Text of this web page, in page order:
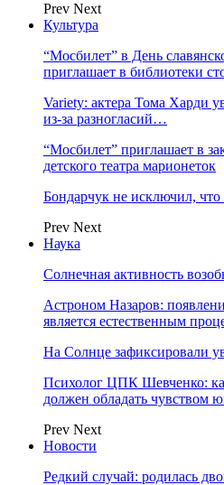
Prev Next
Культура
“Мосбилет” в День
приглашает в библиотеки
Variety: актера Тома Харди
из-за разногласий…
“Мосбилет” приглашает в
детского театра марионеток
Бондарчук не исключил,
Prev Next
Наука
Солнечная активность
Астроном Назаров:
является естественным
На Солнце зафиксировали
Психолог ЦПК Шевченко:
должен обладать чувством
Prev Next
Новости
Редкий случай: родилась